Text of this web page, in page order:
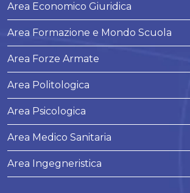
Area Economico Giuridica
Area Formazione e Mondo Scuola
Area Forze Armate
Area Politologica
Area Psicologica
Area Medico Sanitaria
Area Ingegneristica